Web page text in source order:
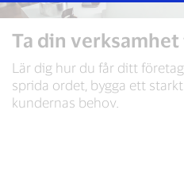
Ta din
Lär dig hur du får ditt
sprida ordet, bygga ett
kundernas behov.